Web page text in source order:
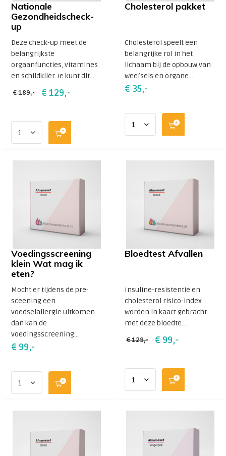
Nationale
Gezondheidscheck-
up
Deze check-up meet de
belangrijkste
orgaanfuncties, vitamines
en schildklier. Je kunt dit...
€ 189,- € 129,-
Cholesterol pakket
Cholesterol speelt een
belangrijke rol in het
lichaam bij de opbouw van
weefsels en organe...
€ 35,-
Voedingsscreening
klein Wat mag ik
eten?
Mocht er tijdens de pre-
sceening een
voedselallergie uitkomen
dan kan de
voedingsscreening...
€ 99,-
Bloedtest Afvallen
Insuline-resistentie en
cholesterol risico-index
worden in kaart gebracht
met deze bloedte...
€ 129,- € 99,-